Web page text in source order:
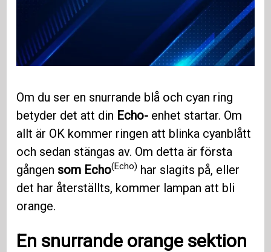
Om du ser en snurrande blå och cyan ring
betyder det att din Echo- enhet startar. Om
allt är OK kommer ringen att blinka cyanblått
och sedan stängas av. Om detta är första
gången som Echo(Echo) har slagits på, eller
det har återställts, kommer lampan att bli
orange.
En snurrande orange sektion